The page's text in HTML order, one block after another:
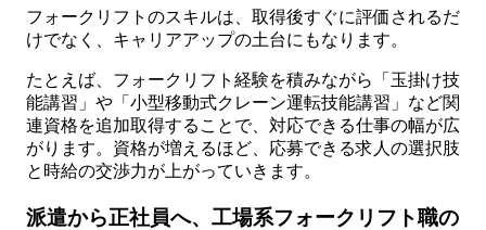
フォークリフトのスキルは、取得後すぐに評価されるだ
けでなく、キャリアアップの土台にもなります。
たとえば、フォークリフト経験を積みながら「玉掛け技
能講習」や「小型移動式クレーン運転技能講習」など関
連資格を追加取得することで、対応できる仕事の幅が広
がります。資格が増えるほど、応募できる求人の選択肢
と時給の交渉力が上がっていきます。
派遣から正社員へ、工場系フォークリフト職の